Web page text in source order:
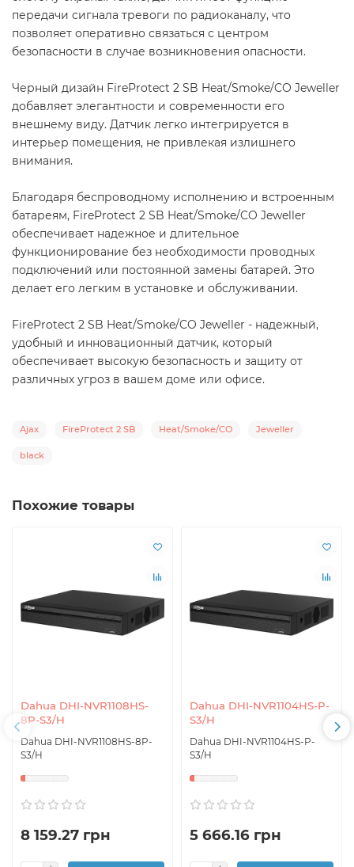
передачи сигнала тревоги по радиоканалу, что
позволяет оперативно связаться с центром
безопасности в случае возникновения опасности.
Черный дизайн FireProtect 2 SB Heat/Smoke/CO Jeweller
добавляет элегантности и современности его
внешнему виду. Датчик легко интегрируется в
интерьер помещения, не привлекая излишнего
внимания.
Благодаря беспроводному исполнению и встроенным
батареям, FireProtect 2 SB Heat/Smoke/CO Jeweller
обеспечивает надежное и длительное
функционирование без необходимости проводных
подключений или постоянной замены батарей. Это
делает его легким в установке и обслуживании.
FireProtect 2 SB Heat/Smoke/CO Jeweller - надежный,
удобный и инновационный датчик, который
обеспечивает высокую безопасность и защиту от
различных угроз в вашем доме или офисе.
Ajax FireProtect 2 SB Heat/Smoke/CO Jeweller
black
Похожие товары
Dahua DHI-NVR1108HS-
8P-S3/H
Dahua DHI-NVR1108HS-8P-
S3/H
8 159.27 грн
Dahua DHI-NVR1104HS-P-
S3/H
Dahua DHI-NVR1104HS-P-
S3/H
5 666.16 грн